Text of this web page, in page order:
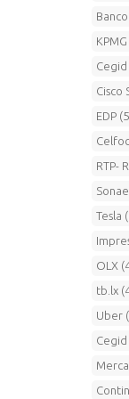
Cegid
Cisco
EDP
RTP-
Tesla
OLX
tb.lx
Uber
Cegid